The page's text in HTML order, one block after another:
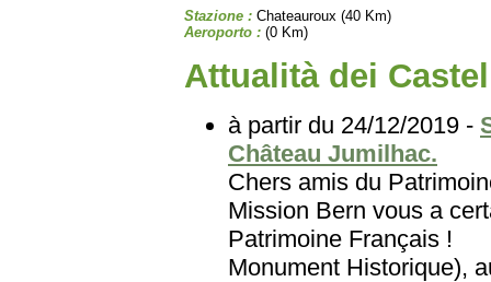
Stazione : Chateauroux (40 Km)
Aeroporto : (0 Km)
Attualità dei
à partir du 24/12/2019 -
Château Jumilhac.
Chers amis du
Mission Bern vous a
Patrimoine
Monument Historique),